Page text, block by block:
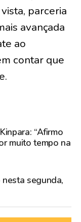
parceria
avançada
ao
contar que
“Afirmo
muito tempo na
segunda,